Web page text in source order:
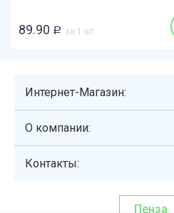
89.90 Р за 1 шт
Интернет-Магазин:
О компании:
Контакты:
Пенза